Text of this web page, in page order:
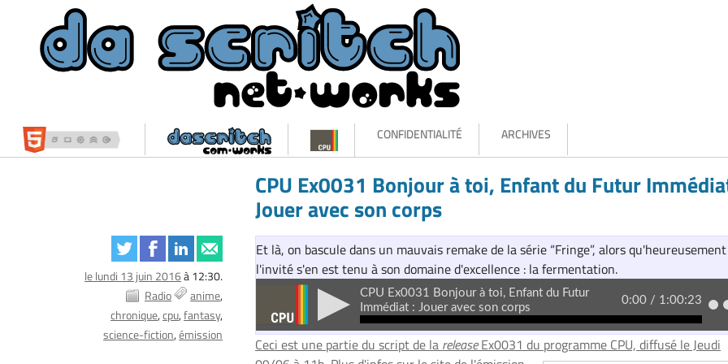
CONFIDENTIALITÉ ARCHIVES
CPU Ex0031 Bonjour à toi, Enfant du Futur
Jouer avec son corps
le lundi 13 juin 2016à 12:30.
Radio
anime
chronique cpu fantasy
science-fiction émission
Et là, on bascule dans un mauvais remake de la série “Fringe”, alors qu'heureusement
l'invité s'en est tenu à son domaine d'excellence : la fermentation.
Ceci est une partie du script de la releaseEx0031 du programme CPU, diffusé le Jeudi